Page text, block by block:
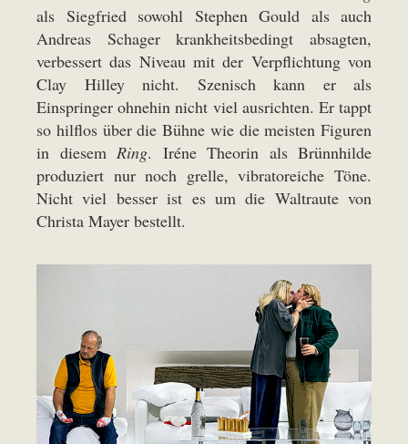
als Siegfried sowohl Stephen Gould als auch
Andreas Schager krankheitsbedingt absagten,
verbessert das Niveau mit der Verpflichtung von
Clay Hilley nicht. Szenisch kann er als
Einspringer ohnehin nicht viel ausrichten. Er tappt
so hilflos über die Bühne wie die meisten Figuren
in diesem Ring. Iréne Theorin als Brünnhilde
produziert nur noch grelle, vibratoreiche Töne.
Nicht viel besser ist es um die Waltraute von
Christa Mayer bestellt.